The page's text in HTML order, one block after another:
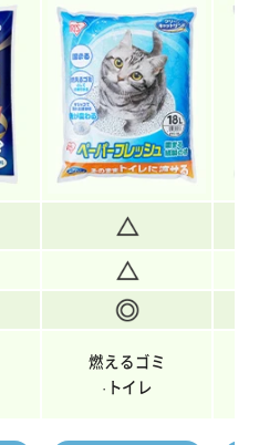
燃えるゴミ
·トイレ